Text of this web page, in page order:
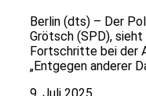
Berlin (dts) – Der
Grötsch (SPD),
Fortschritte bei der
„Entgegen anderer